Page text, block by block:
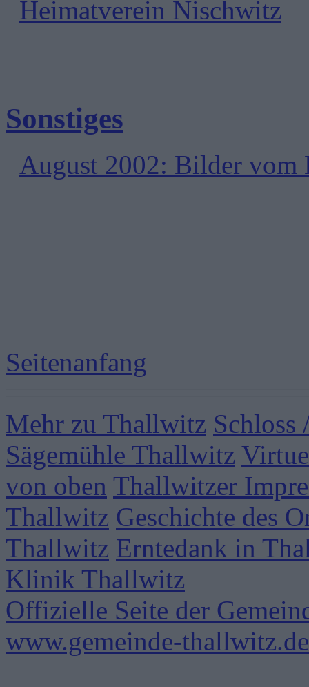
Heimatverein Nischwitz
Sonstiges
August 2002: Bilder vom
Seitenanfang
Mehr zu Thallwitz Schloss
Sägemühle Thallwitz
von oben Thallwitzer
Thallwitz Geschichte des
Thallwitz Erntedank in
Klinik Thallwitz
Offizielle Seite der
www.gemeinde-thallwitz.de